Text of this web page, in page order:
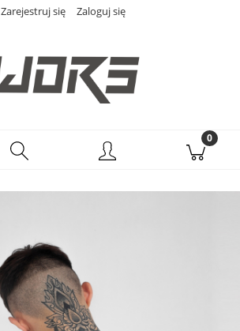
Zarejestruj się Zaloguj się